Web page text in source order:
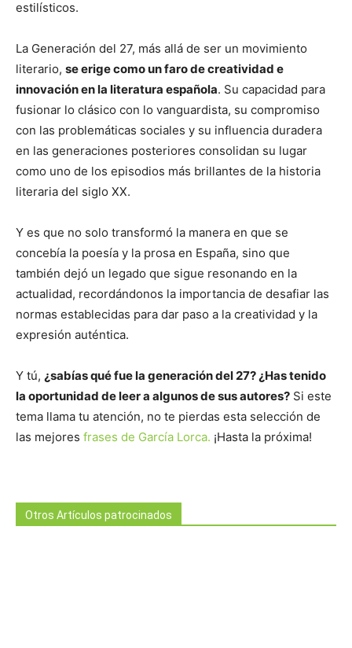
estilísticos.
La Generación del 27, más allá de ser un movimiento
literario, se erige como un faro de creatividad e
innovación en la literatura española. Su capacidad para
fusionar lo clásico con lo vanguardista, su compromiso
con las problemáticas sociales y su influencia duradera
en las generaciones posteriores consolidan su lugar
como uno de los episodios más brillantes de la historia
literaria del siglo XX.
Y es que no solo transformó la manera en que se
concebía la poesía y la prosa en España, sino que
también dejó un legado que sigue resonando en la
actualidad, recordándonos la importancia de desafiar las
normas establecidas para dar paso a la creatividad y la
expresión auténtica.
Y tú, ¿sabías qué fue la generación del 27? ¿Has tenido
la oportunidad de leer a algunos de sus autores? Si este
tema llama tu atención, no te pierdas esta selección de
las mejores frases de García Lorca. ¡Hasta la próxima!
Otros Artículos patrocinados